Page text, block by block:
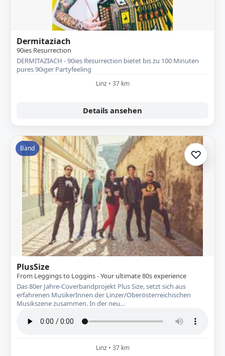
Dermitaziach
90ies Resurrection
DERMITAZIACH - 90ies Resurrection bietet bis zu 100 Minuten
pures 90iger Partyfeeling
Linz • 37 km
Details ansehen
Band ♡Zur
PlusSize
From Leggings to Loggins - Your ultimate 80s experience
Das 80er Jahre-Coverbandprojekt Plus Size, setzt sich aus
erfahrenen MusikerInnen der Linzer/Oberösterreichischen
Musikszene zusammen. In der neu…
Linz • 37 km